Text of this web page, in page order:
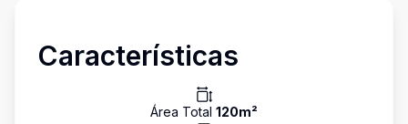
Características
Área Total 120m²